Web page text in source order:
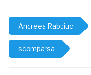
Andreea Rabciuc
scomparsa